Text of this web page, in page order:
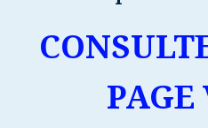
PAGE